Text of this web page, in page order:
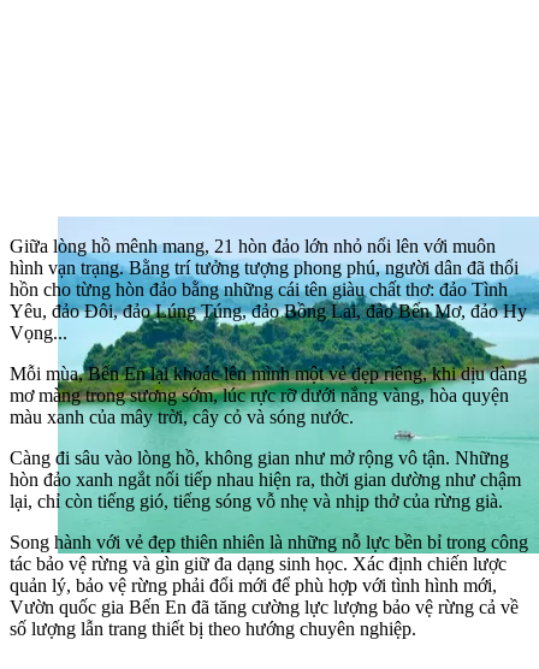
Giữa lòng hồ mênh mang, 21 hòn đảo lớn nhỏ nổi lên với muôn
hình vạn trạng. Bằng trí tưởng tượng phong phú, người dân đã thổi
hồn cho từng hòn đảo bằng những cái tên giàu chất thơ: đảo Tình
Yêu, đảo Đôi, đảo Lúng Túng, đảo Bồng Lai, đảo Bến Mơ, đảo Hy
Vọng...
Mỗi mùa, Bến En lại khoác lên mình một vẻ đẹp riêng, khi dịu dàng
mơ màng trong sương sớm, lúc rực rỡ dưới nắng vàng, hòa quyện
màu xanh của mây trời, cây cỏ và sóng nước.
Càng đi sâu vào lòng hồ, không gian như mở rộng vô tận. Những
hòn đảo xanh ngắt nối tiếp nhau hiện ra, thời gian dường như chậm
lại, chỉ còn tiếng gió, tiếng sóng vỗ nhẹ và nhịp thở của rừng già.
Song hành với vẻ đẹp thiên nhiên là những nỗ lực bền bỉ trong công
tác bảo vệ rừng và gìn giữ đa dạng sinh học. Xác định chiến lược
quản lý, bảo vệ rừng phải đổi mới để phù hợp với tình hình mới,
Vườn quốc gia Bến En đã tăng cường lực lượng bảo vệ rừng cả về
số lượng lẫn trang thiết bị theo hướng chuyên nghiệp.